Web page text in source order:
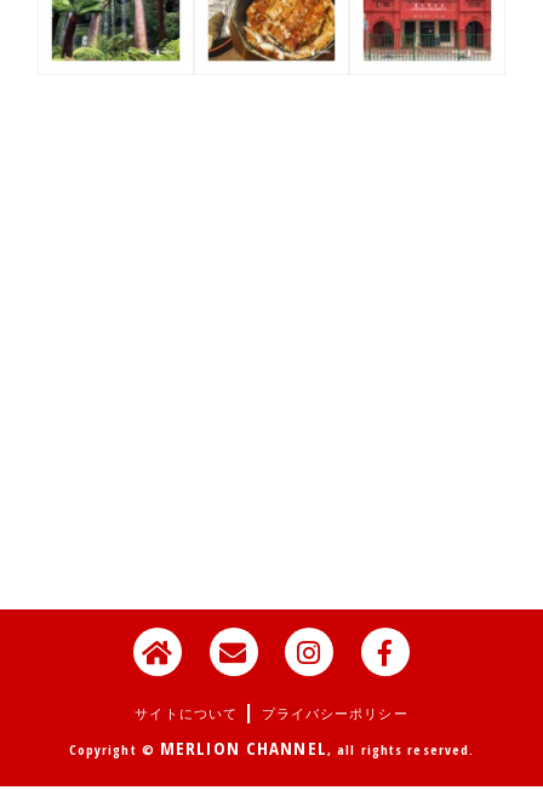
サイトについて |
プライバシーポリシー
Copyright © MERLION CHANNEL, all rights reserved.